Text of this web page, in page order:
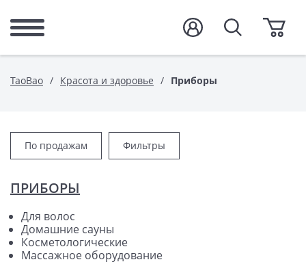
TaoBao Красота и здоровье Приборы
По продажам Фильтры
ПРИБОРЫ
Для волос
Домашние сауны
Косметологические
Массажное оборудование